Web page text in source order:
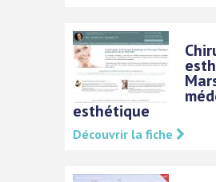
esthétique
Découvrir la fiche